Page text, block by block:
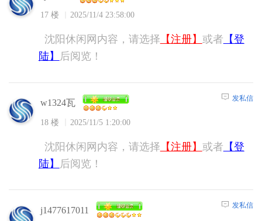
17 楼 2025/11/4 23:58:00
沈阳休闲网内容，请选择 【注册】 或者 【登
陆】
后阅览！
w1324瓦
18 楼 2025/11/5 1:20:00
发私信
沈阳休闲网内容，请选择 【注册】 或者 【登
陆】
后阅览！
j1477617011 发私信